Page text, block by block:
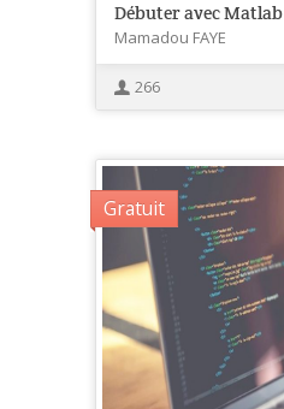
Débuter avec Matlab
Mamadou FAYE
266
Gratuit